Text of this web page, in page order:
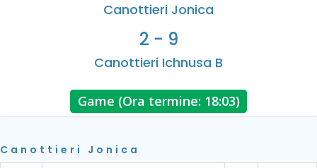
Canottieri Jonica
2 - 9
Canottieri Ichnusa B
Game (Ora termine: 18:03)
Canottieri Jonica